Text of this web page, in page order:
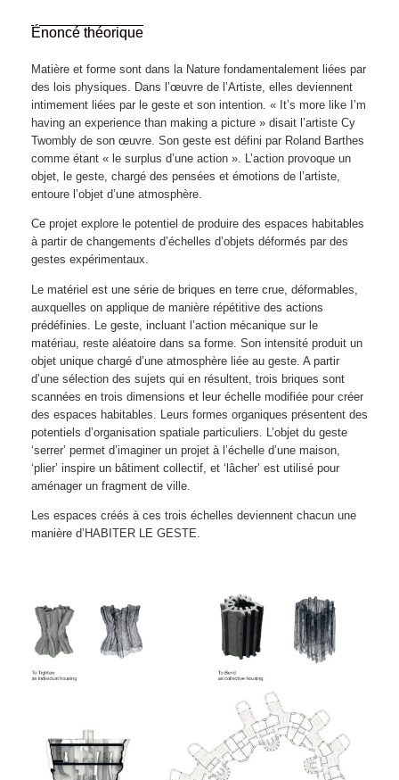
Énoncé théorique
Matière et forme sont dans la Nature fondamentalement liées par
des lois physiques. Dans l’œuvre de l’Artiste, elles deviennent
intimement liées par le geste et son intention. « It’s more like I’m
having an experience than making a picture » disait l’artiste Cy
Twombly de son œuvre. Son geste est défini par Roland Barthes
comme étant « le surplus d’une action ». L’action provoque un
objet, le geste, chargé des pensées et émotions de l’artiste,
entoure l’objet d’une atmosphère.
Ce projet explore le potentiel de produire des espaces habitables
à partir de changements d’échelles d’objets déformés par des
gestes expérimentaux.
Le matériel est une série de briques en terre crue, déformables,
auxquelles on applique de manière répétitive des actions
prédéfinies. Le geste, incluant l’action mécanique sur le
matériau, reste aléatoire dans sa forme. Son intensité produit un
objet unique chargé d’une atmosphère liée au geste. A partir
d’une sélection des sujets qui en résultent, trois briques sont
scannées en trois dimensions et leur échelle modifiée pour créer
des espaces habitables. Leurs formes organiques présentent des
potentiels d’organisation spatiale particuliers. L’objet du geste
‘serrer’ permet d’imaginer un projet à l’échelle d’une maison,
‘plier’ inspire un bâtiment collectif, et ‘lâcher’ est utilisé pour
aménager un fragment de ville.
Les espaces créés à ces trois échelles deviennent chacun une
manière d’HABITER LE GESTE.